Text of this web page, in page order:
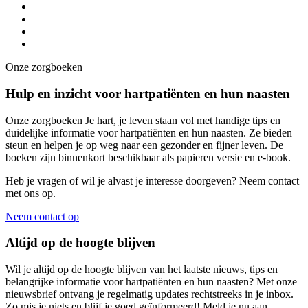
Onze zorgboeken
Hulp en inzicht voor hartpatiënten en hun naasten
Onze zorgboeken Je hart, je leven staan vol met handige tips en
duidelijke informatie voor hartpatiënten en hun naasten. Ze bieden
steun en helpen je op weg naar een gezonder en fijner leven. De
boeken zijn binnenkort beschikbaar als papieren versie en e-book.
Heb je vragen of wil je alvast je interesse doorgeven? Neem contact
met ons op.
Neem contact op
Altijd op de hoogte blijven
Wil je altijd op de hoogte blijven van het laatste nieuws, tips en
belangrijke informatie voor hartpatiënten en hun naasten? Met onze
nieuwsbrief ontvang je regelmatig updates rechtstreeks in je inbox.